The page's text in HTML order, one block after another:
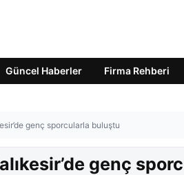
Güncel Haberler Firma Rehberi
genç sporcularla buluştu
genç